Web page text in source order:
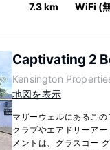
7.3 km WiFi (
Captivating 2
Kensington
地図を表示
マザーウェルにあるこ
クラブやエアドリーア
メントは、グラスゴー